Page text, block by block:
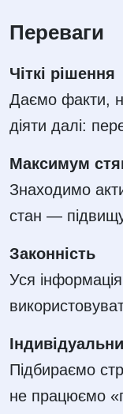
Переваги
Чіткі рішення
Даємо факти,
діяти далі:
Максимум
Знаходимо
стан —
Законність
Уся
Підбираємо
не працюємо